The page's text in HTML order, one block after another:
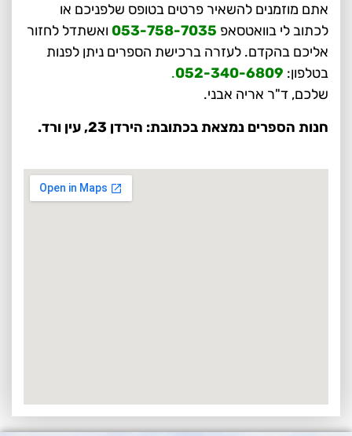
אתם מוזמנים להשאיר פרטים בטופס שלפניכם או
לכתוב לי בוואטסאפ 053-758-7035 ואשתדל לחזור
אליכם בהקדם. לעזרה ברכישת הספרים ניתן לפנות
בטלפון: 052-340-6809
.
שלכם, ד"ר אריה אבני.
חנות הספרים נמצאת בכתובת: הירדן 23, עין ורד.